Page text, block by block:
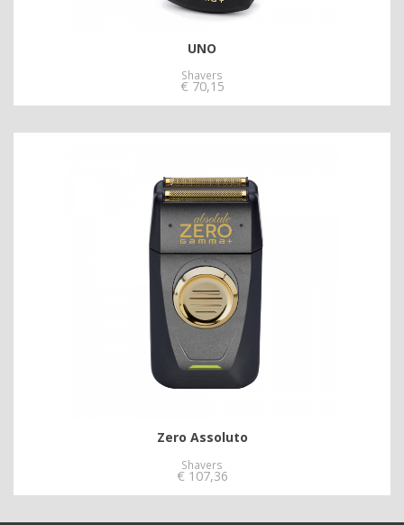
UNO
Shavers
€ 70,15
Zero Assoluto
Shavers
€ 107,36